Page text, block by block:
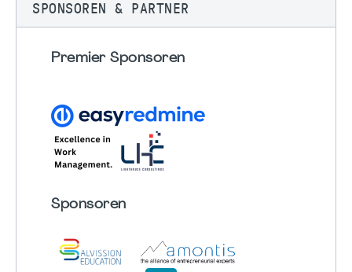
SPONSOREN & PARTNER
Premier Sponsoren
Sponsoren